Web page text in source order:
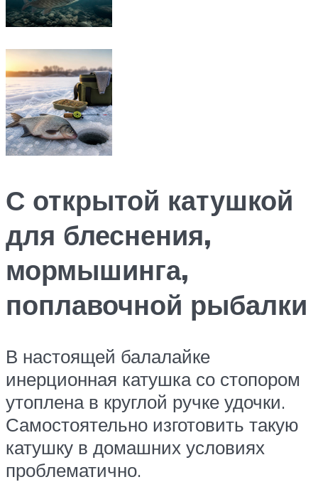
С открытой катушкой
для блеснения,
мормышинга,
поплавочной рыбалки
В настоящей балалайке
инерционная катушка со стопором
утоплена в круглой ручке удочки.
Самостоятельно изготовить такую
катушку в домашних условиях
проблематично.